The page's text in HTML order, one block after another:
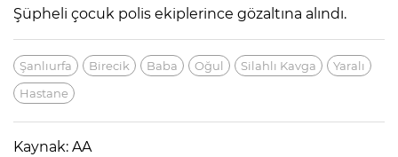
Şüpheli çocuk polis ekiplerince gözaltına alındı.
Şanlıurfa Birecik Baba Oğul Silahlı Kavga
Yaralı
Hastane
Kaynak: AA